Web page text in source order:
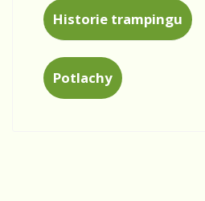
Historie trampingu
Potlachy